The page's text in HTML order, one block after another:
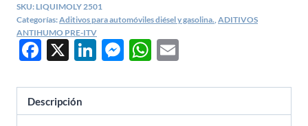
LIQUI
MOLY
2501
SKU: LIQUIMOLY 2501
Categorías:Aditivos para automóviles diésel y gasolina. ADITIVOS
ANTIHUMO PRE-ITV
Facebook
X LinkedIn
Messenger
WhatsApp
Descripción